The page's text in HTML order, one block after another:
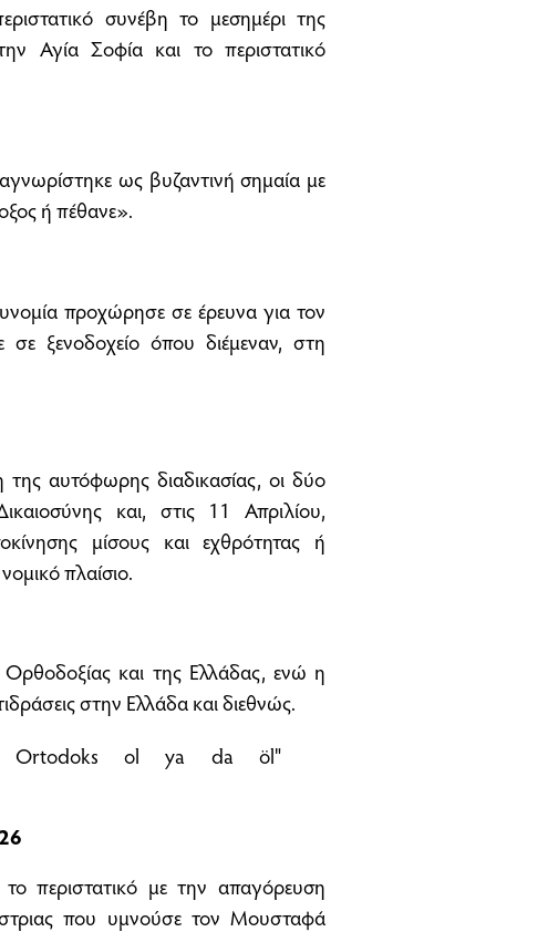
συνέβη το μεσημέρι της
Αγία Σοφία και το περιστατικό
ως βυζαντινή σημαία με
ή πέθανε».
προχώρησε σε έρευνα για τον
ξενοδοχείο όπου διέμεναν, στη
αυτόφωρης διαδικασίας, οι δύο
και, στις 11 Απριλίου,
μίσους και εχθρότητας ή
πλαίσιο.
και της Ελλάδας, ενώ η
στην Ελλάδα και διεθνώς.
Ortodoks ol ya da öl"
το περιστατικό με την απαγόρευση
που υμνούσε τον Μουσταφά